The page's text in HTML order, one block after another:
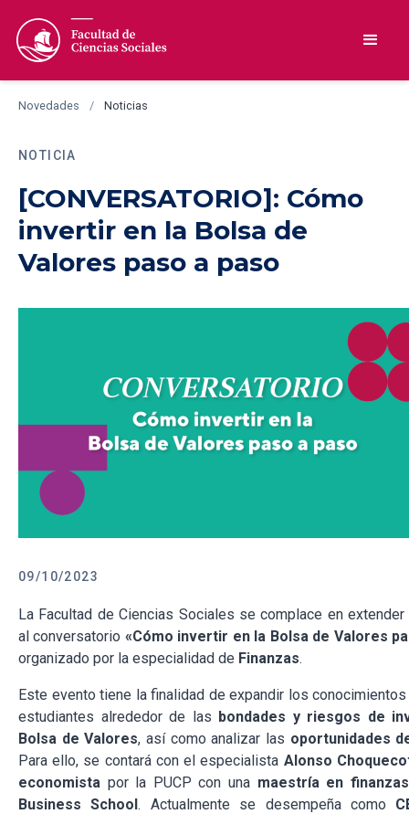
Novedades / Noticias
NOTICIA
[CONVERSATORIO]: Cómo
invertir en la Bolsa de
Valores paso a paso
09/10/2023
La Facultad de Ciencias Sociales se complace en
al conversatorio «Cómo invertir en la Bolsa de Valores
organizado por la especialidad de Finanzas.
Este evento tiene la finalidad de expandir los
estudiantes alrededor de las bondades y riesgos de
Bolsa de Valores, así como analizar las oportunidades
Para ello, se contará con el especialista Alonso
economista por la PUCP con una maestría en
Business School. Actualmente se desempeña como